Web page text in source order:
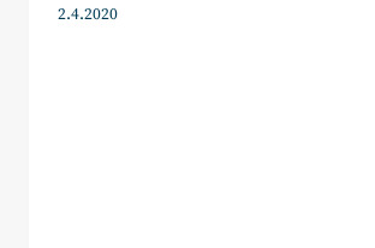
2.4.2020